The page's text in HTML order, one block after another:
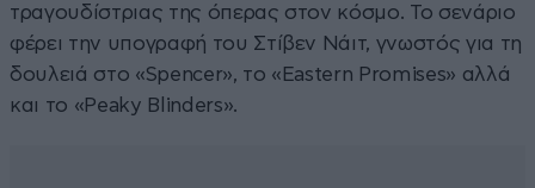
τραγουδίστριας της όπερας στον κόσμο. Το σενάριο
φέρει την υπογραφή του Στίβεν Νάιτ, γνωστός για τη
δουλειά στο «Spencer», το «Eastern Promises» αλλά
και το «Peaky Blinders».